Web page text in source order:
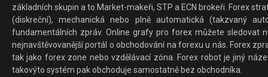
základních skupin a to Market-makeři, STP a ECN brokeři. Forex
(diskreční), mechanická nebo plně automatická (takzvaný
fundamentálních zpráv. Online grafy pro forex můžete sledovat
nejnavštěvovanější portál o obchodování na forexu u nás. Forex
tak jako forex zone nebo vzdělávací zóna. Forex robot je jiný
takovýto systém pak obchoduje samostatně bez obchodníka.